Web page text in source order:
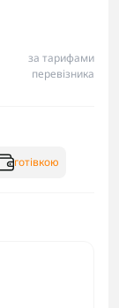
за тарифами
перевізника
готівкою